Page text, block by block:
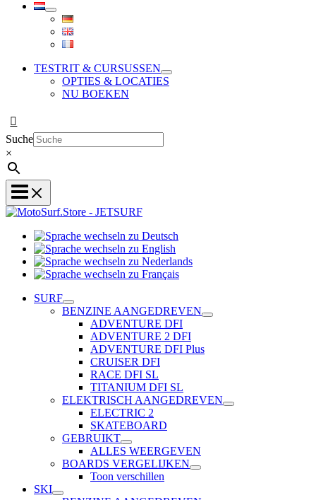
TESTRIT & CURSUSSEN
OPTIES & LOCATIES
NU BOEKEN
Suche
×
zu
Deutsch
wechseln
zu
Sprache
Sprache
Français
SURF
BENZINE AANGEDREVEN
ADVENTURE DFI
ADVENTURE 2 DFI
ADVENTURE DFI Plus
CRUISER DFI
RACE DFI SL
TITANIUM DFI SL
ELEKTRISCH AANGEDREVEN
ELECTRIC 2
SKATEBOARD
GEBRUIKT
ALLES WEERGEVEN
BOARDS VERGELIJKEN
Toon verschillen
SKI